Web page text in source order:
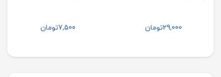
29,000تومان 7,500تومان